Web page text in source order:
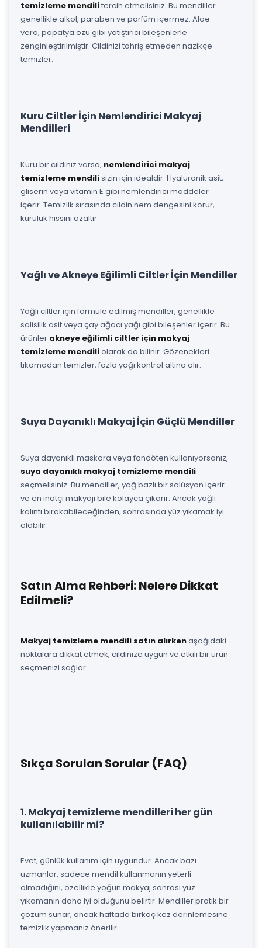
temizleme mendilitercih etmelisiniz. Bu mendiller
genellikle alkol, paraben ve parfüm içermez. Aloe
vera, papatya özü gibi yatıştırıcı bileşenlerle
zenginleştirilmiştir. Cildinizi tahriş etmeden nazikçe
temizler.
Kuru Ciltler İçin Nemlendirici Makyaj
Mendilleri
Kuru bir cildiniz varsa, nemlendirici makyaj
temizleme mendilisizin için idealdir. Hyaluronik asit,
gliserin veya vitamin E gibi nemlendirici maddeler
içerir. Temizlik sırasında cildin nem dengesini korur,
kuruluk hissini azaltır.
Yağlı ve Akneye Eğilimli Ciltler İçin Mendiller
Yağlı ciltler için formüle edilmiş mendiller, genellikle
salisilik asit veya çay ağacı yağı gibi bileşenler içerir. Bu
ürünler akneye eğilimli ciltler için makyaj
temizleme mendiliolarak da bilinir. Gözenekleri
tıkamadan temizler, fazla yağı kontrol altına alır.
Suya Dayanıklı Makyaj İçin Güçlü Mendiller
Suya dayanıklı maskara veya fondöten kullanıyorsanız,
suya dayanıklı makyaj temizleme mendili
seçmelisiniz. Bu mendiller, yağ bazlı bir solüsyon içerir
ve en inatçı makyajı bile kolayca çıkarır. Ancak yağlı
kalıntı bırakabileceğinden, sonrasında yüz yıkamak iyi
olabilir.
Satın Alma Rehberi: Nelere Dikkat
Edilmeli?
Makyaj temizleme mendili satın alırkenaşağıdaki
noktalara dikkat etmek, cildinize uygun ve etkili bir ürün
seçmenizi sağlar:
Sıkça Sorulan Sorular (FAQ)
1. Makyaj temizleme mendilleri her gün
kullanılabilir mi?
Evet, günlük kullanım için uygundur. Ancak bazı
uzmanlar, sadece mendil kullanmanın yeterli
olmadığını, özellikle yoğun makyaj sonrası yüz
yıkamanın daha iyi olduğunu belirtir. Mendiller pratik bir
çözüm sunar, ancak haftada birkaç kez derinlemesine
temizlik yapmanız önerilir.